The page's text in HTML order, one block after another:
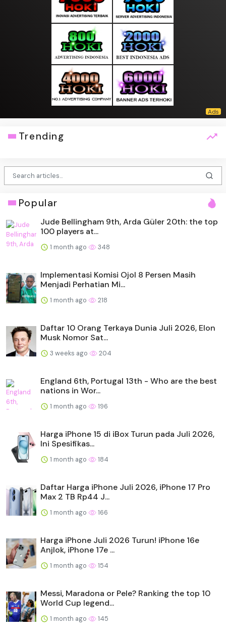
Trending
Popular
Jude Bellingham 9th, Arda Güler 20th: the top
100 players at...
1 month ago 348
Implementasi Komisi Ojol 8 Persen Masih
Menjadi Perhatian Mi...
1 month ago 218
Daftar 10 Orang Terkaya Dunia Juli 2026, Elon
Musk Nomor Sat...
3 weeks ago 204
England 6th, Portugal 13th - Who are the best
nations in Wor...
1 month ago 196
Harga iPhone 15 di iBox Turun pada Juli 2026,
Ini Spesifikas...
1 month ago 184
Daftar Harga iPhone Juli 2026, iPhone 17 Pro
Max 2 TB Rp44 J...
1 month ago 166
Harga iPhone Juli 2026 Turun! iPhone 16e
Anjlok, iPhone 17e ...
1 month ago 154
Messi, Maradona or Pele? Ranking the top 10
World Cup legend...
1 month ago 145